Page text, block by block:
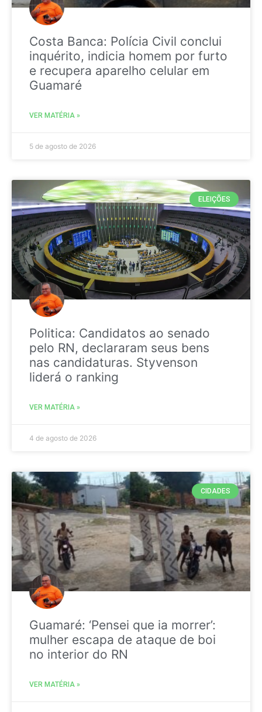
Costa Banca: Polícia Civil conclui
inquérito, indicia homem por furto
e recupera aparelho celular em
Guamaré
VER MATÉRIA »
5 de agosto de 2026
ELEIÇÕES
Politica: Candidatos ao senado
pelo RN, declararam seus bens
nas candidaturas. Styvenson
liderá o ranking
VER MATÉRIA »
4 de agosto de 2026
CIDADES
Guamaré: ‘Pensei que ia morrer’:
mulher escapa de ataque de boi
no interior do RN
VER MATÉRIA »